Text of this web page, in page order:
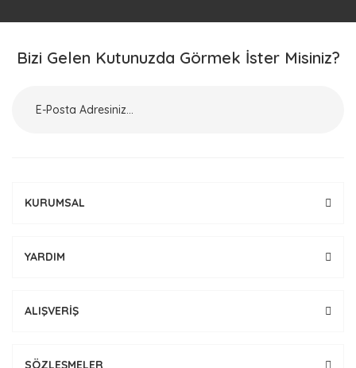
Bizi Gelen Kutunuzda Görmek İster Misiniz?
KURUMSAL
YARDIM
ALIŞVERİŞ
SÖZLEŞMELER